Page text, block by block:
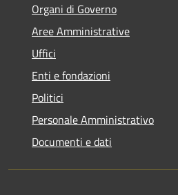
Organi di Governo
Aree Amministrative
Uffici
Enti e fondazioni
Politici
Personale Amministrativo
Documenti e dati